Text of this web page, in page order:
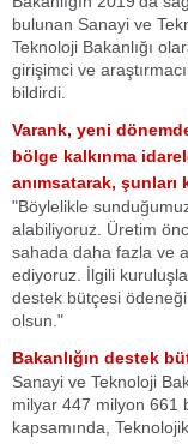
bulunan Sanayi ve
Teknoloji Bakanlığı
girişimci ve
bildirdi.
Varank, yeni
bölge kalkınma
anımsatarak, şunları
"Böylelikle
alabiliyoruz. Üretim
sahada daha fazla ve
ediyoruz. İlgili
destek bütçesi
olsun."
Bakanlığın destek
Sanayi ve Teknoloji
milyar 447 milyon 661
kapsamında,